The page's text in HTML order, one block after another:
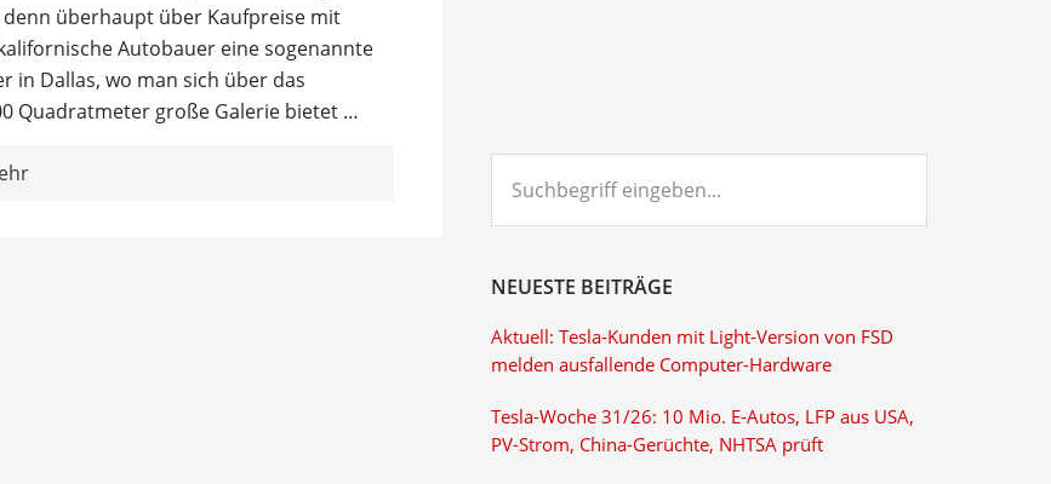
überhaupt über Kaufpreise mit
Autobauer eine sogenannte
in Dallas, wo man sich über das
Quadratmeter große Galerie bietet …
eingeben...
NEUESTE BEITRÄGE
Aktuell: Tesla-Kunden mit Light-Version von FSD
melden ausfallende Computer-Hardware
Tesla-Woche 31/26: 10 Mio. E-Autos, LFP aus USA,
PV-Strom, China-Gerüchte, NHTSA prüft